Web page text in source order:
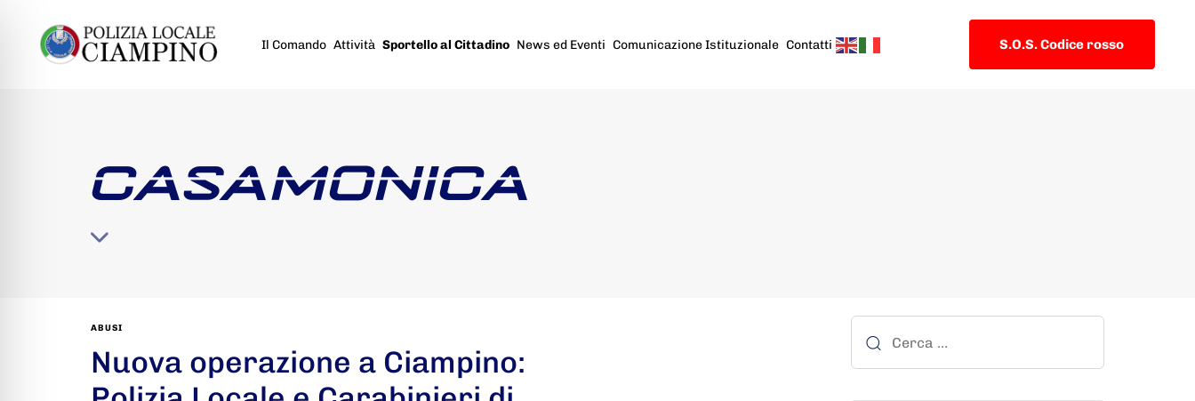
Il Comando Attività Sportello al Cittadino News ed Eventi Comunicazione Istituzionale Contatti S.O.S. Codice rosso
CASAMONICA
ABUSI
Nuova operazione a Ciampino: